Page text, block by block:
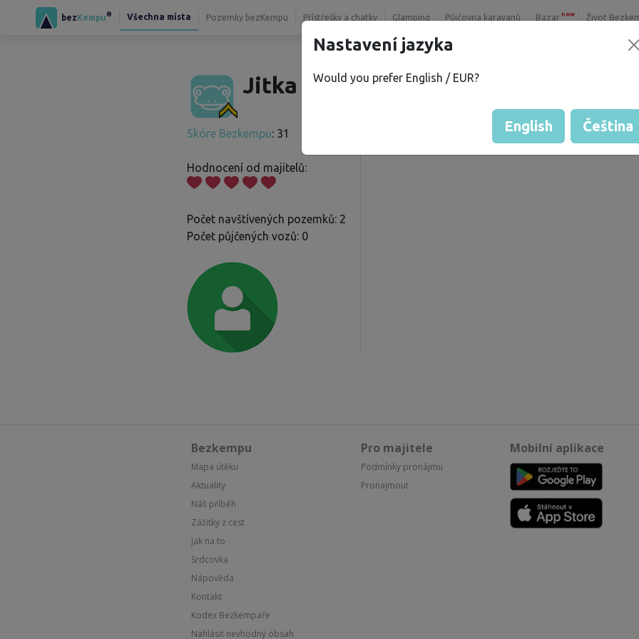
bezKempu® Všechna místa Pozemky bezKempu Přístřešky a chatky Glamping Půjčovna karavanů Bazar new Život
Jitka T.
Skóre Bezkempu: 31
Hodnocení od majitelů:
Počet navštívených pozemků: 2
Počet půjčených vozů: 0
Hodnocení pozemků
Bezkempu
Mapa útěku
Aktuality
Náš příběh
Zážitky z cest
Jak na to
Srdcovka
Nápověda
Kontakt
Kodex Bezkempaře
Nahlásit nevhodný obsah
Pro majitele
Podmínky pronájmu
Pronajmout
Mobilní aplikace
Nastavení jazyka
Would you prefer English / EUR?
English Čeština